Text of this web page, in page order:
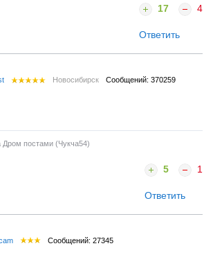
17 4
Ответить
Новосибирск Сообщений: 370259
Дром постами (Чукча54)
5 1
Ответить
Сообщений: 27345